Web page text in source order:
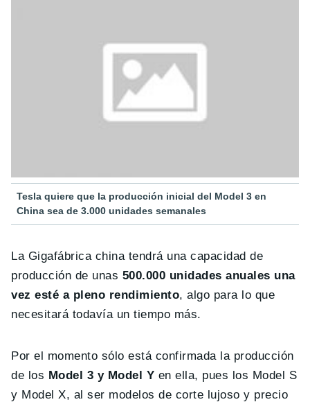
Tesla quiere que la producción inicial del Model 3 en
China sea de 3.000 unidades semanales
La Gigafábrica china tendrá una capacidad de
producción de unas 500.000 unidades anuales una
vez esté a pleno rendimiento, algo para lo que
necesitará todavía un tiempo más.
Por el momento sólo está confirmada la producción
de los Model 3 y Model Y en ella, pues los Model S
y Model X, al ser modelos de corte lujoso y precio